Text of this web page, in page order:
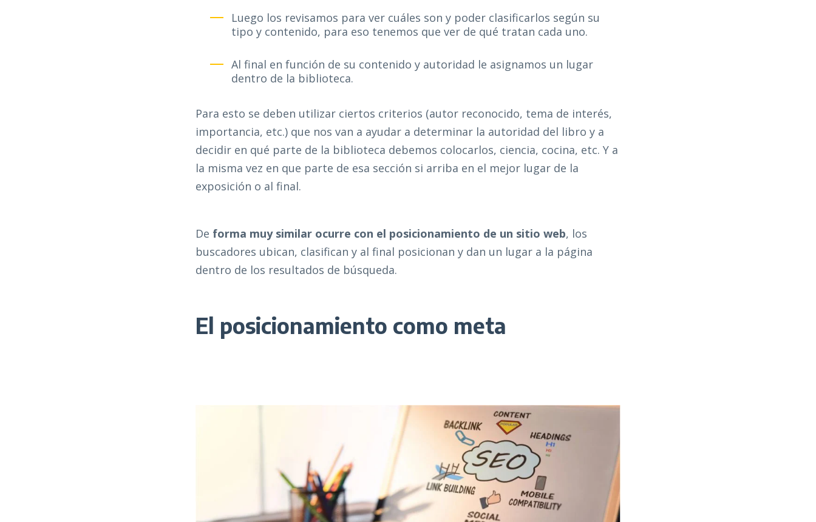
Luego los revisamos para ver cuáles son y poder clasificarlos según su
tipo y contenido, para eso tenemos que ver de qué tratan cada uno.
Al final en función de su contenido y autoridad le asignamos un lugar
dentro de la biblioteca.
Para esto se deben utilizar ciertos criterios (autor reconocido, tema de interés,
importancia, etc.) que nos van a ayudar a determinar la autoridad del libro y a
decidir en qué parte de la biblioteca debemos colocarlos, ciencia, cocina, etc. Y a
la misma vez en que parte de esa sección si arriba en el mejor lugar de la
exposición o al final.
De forma muy similar ocurre con el posicionamiento de un sitio web, los
buscadores ubican, clasifican y al final posicionan y dan un lugar a la página
dentro de los resultados de búsqueda.
El posicionamiento como meta